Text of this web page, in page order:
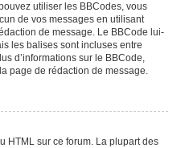
utiliser les BBCodes, vous
de vos messages en utilisant
de message. Le BBCode lui-
les balises sont incluses entre
d’informations sur le BBCode,
page de rédaction de message.
HTML sur ce forum. La plupart des